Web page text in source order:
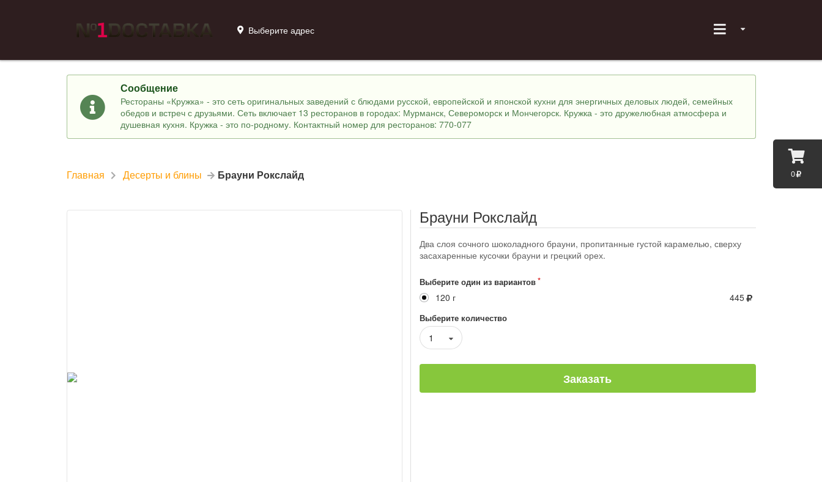
0
Выберите адрес
Сообщение
Рестораны «Кружка» - это сеть оригинальных заведений с блюдами русской, европейской и японской кухни для энергичных деловых людей, семейных
обедов и встреч с друзьями. Сеть включает 13 ресторанов в городах: Мурманск, Североморск и Мончегорск. Кружка - это дружелюбная атмосфера и
душевная кухня. Кружка - это по-родному. Контактный номер для ресторанов: 770-077
Главная Десерты и блины Брауни Рокслайд
Брауни Рокслайд
Два слоя сочного шоколадного брауни, пропитанные густой карамелью, сверху
засахаренные кусочки брауни и грецкий орех.
Выберите один из вариантов
120 г 445
Выберите количество
1
Заказать